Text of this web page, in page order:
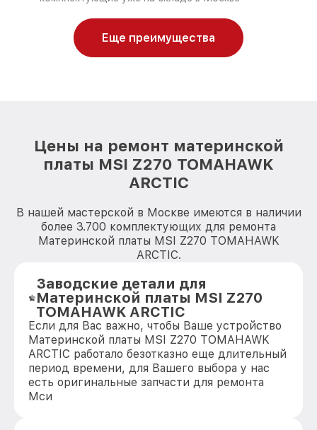
Еще преимущества
Цены на ремонт материнской
платы MSI Z270 TOMAHAWK
ARCTIC
В нашей мастерской в Москве имеются в наличии
более 3.700 комплектующих для ремонта
Материнской платы MSI Z270 TOMAHAWK
ARCTIC.
Заводские детали для
Материнской платы MSI Z270
TOMAHAWK ARCTIC
Если для Вас важно, чтобы Ваше устройство
Материнской платы MSI Z270 TOMAHAWK
ARCTIC работало безотказно еще длительный
период времени, для Вашего выбора у нас
есть оригинальные запчасти для ремонта
Мси